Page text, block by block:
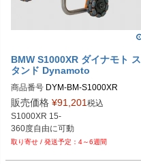
BMW S1000XR ダイナモト ス
タンド Dynamoto
商品番号
販売価格 ¥91,201税込
S1000XR 15-
4～6週間